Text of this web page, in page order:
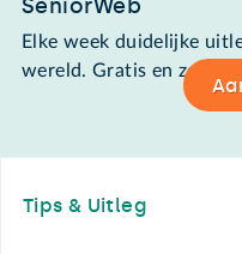
SeniorWeb
Elke week duidelijke
wereld. Gratis en
Tips & Uitleg